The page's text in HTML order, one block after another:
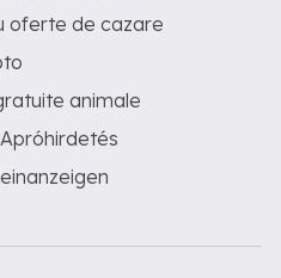
oferte de cazare
animale